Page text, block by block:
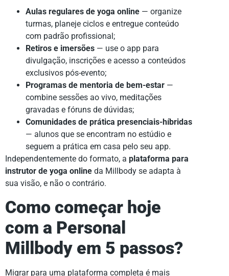
Aulas regulares de yoga online — organize
turmas, planeje ciclos e entregue conteúdo
com padrão profissional;
Retiros e imersões — use o app para
divulgação, inscrições e acesso a conteúdos
exclusivos pós-evento;
Programas de mentoria de bem-estar —
combine sessões ao vivo, meditações
gravadas e fóruns de dúvidas;
Comunidades de prática presenciais-híbridas
— alunos que se encontram no estúdio e
seguem a prática em casa pelo seu app.
Independentemente do formato, a plataforma para
instrutor de yoga online da Millbody se adapta à
sua visão, e não o contrário.
Como começar hoje
com a Personal
Millbody em 5 passos?
Migrar para uma plataforma completa é mais